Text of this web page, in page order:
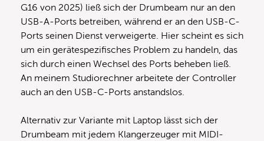
G16 von 2025) ließ sich der Drumbeam nur an den
USB-A-Ports betreiben, während er an den USB-C-
Ports seinen Dienst verweigerte. Hier scheint es sich
um ein gerätespezifisches Problem zu handeln, das
sich durch einen Wechsel des Ports beheben ließ.
An meinem Studiorechner arbeitete der Controller
auch an den USB-C-Ports anstandslos.
Alternativ zur Variante mit Laptop lässt sich der
Drumbeam mit jedem Klangerzeuger mit MIDI-